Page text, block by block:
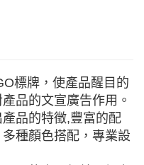
標牌，使產品醒目的
品的文宣廣告作用。
品的特徵,豐富的配
種顏色搭配，專業設